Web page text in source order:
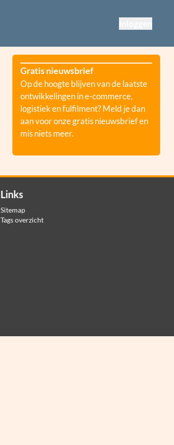
Gratis nieuwsbrief
Op de hoogte blijven van de laatste
ontwikkelingen in e-commerce,
logistiek en fulfilment? Meld je dan
aan voor onze gratis nieuwsbrief en
mis niets meer.
Links
Sitemap
Tags overzicht